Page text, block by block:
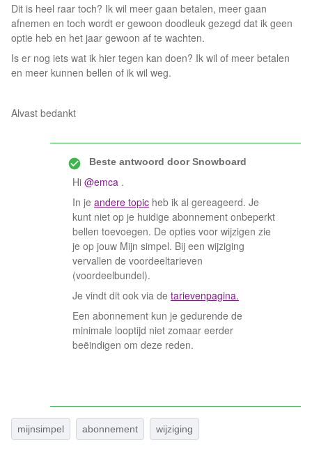
Dit is heel raar toch? Ik wil meer gaan betalen, meer gaan
afnemen en toch wordt er gewoon doodleuk gezegd dat ik geen
optie heb en het jaar gewoon af te wachten.
Is er nog iets wat ik hier tegen kan doen? Ik wil of meer betalen
en meer kunnen bellen of ik wil weg.
Alvast bedankt
Beste antwoord doorSnowboard
Hi @emca .
In je andere topic heb ik al gereageerd. Je
kunt niet op je huidige abonnement onbeperkt
bellen toevoegen. De opties voor wijzigen zie
je op jouw Mijn simpel. Bij een wijziging
vervallen de voordeeltarieven
(voordeelbundel).
Je vindt dit ook via de tarievenpagina.
Een abonnement kun je gedurende de
minimale looptijd niet zomaar eerder
beëindigen om deze reden.
mijnsimpel abonnement wijziging